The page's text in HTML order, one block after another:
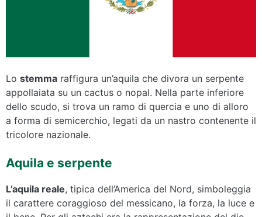
Lo stemma raffigura un’aquila che divora un serpente
appollaiata su un cactus o nopal. Nella parte inferiore
dello scudo, si trova un ramo di quercia e uno di alloro
a forma di semicerchio, legati da un nastro contenente il
tricolore nazionale.
Aquila e serpente
L’aquila reale, tipica dell’America del Nord, simboleggia
il carattere coraggioso del messicano, la forza, la luce e